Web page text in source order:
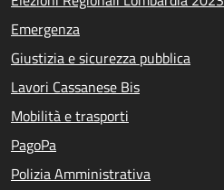
Emergenza
Giustizia e sicurezza pubblica
Lavori Cassanese Bis
Mobilità e trasporti
PagoPa
Polizia Amministrativa